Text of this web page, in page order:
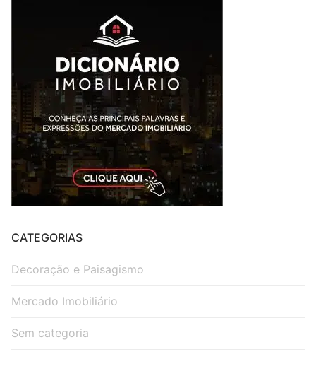
CATEGORIAS
Decoração e Paisagismo
Mercado Imobiliário
Sem categoria